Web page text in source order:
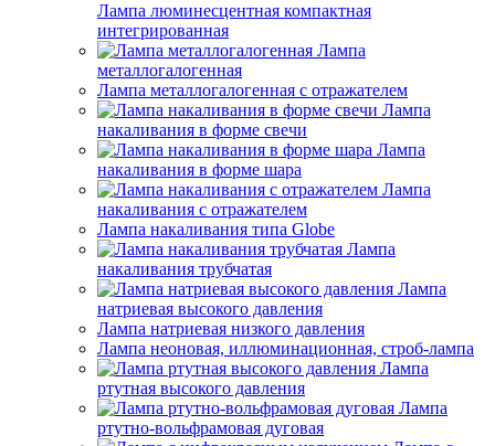
Лампа люминесцентная компактная
интегрированная
Лампа
металлогалогенная
Лампа металлогалогенная с отражателем
Лампа
накаливания в форме свечи
Лампа
накаливания в форме шара
Лампа
накаливания с отражателем
Лампа накаливания типа Globe
Лампа
накаливания трубчатая
Лампа
натриевая высокого давления
Лампа натриевая низкого давления
Лампа неоновая, иллюминационная, строб-лампа
Лампа
ртутная высокого давления
Лампа
ртутно-вольфрамовая дуговая